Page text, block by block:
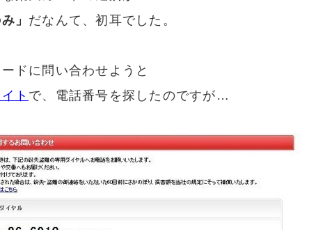
」 だなんて、初耳でした。
ドに問い合わせようと
ト で、電話番号を探したのですが…